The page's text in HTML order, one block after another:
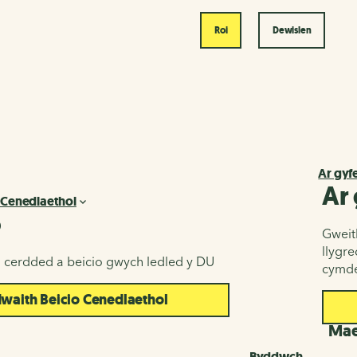
Roi Dewislen
a beicio gwych ledled y DU
Beicio Cenedlaethol
Ar
Ar